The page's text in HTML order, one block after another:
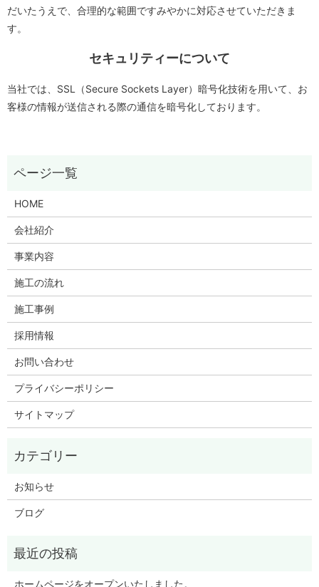
だいたうえで、合理的な範囲ですみやかに対応させていただきま
す。
セキュリティーについて
当社では、SSL（Secure Sockets Layer）暗号化技術を用いて、お
客様の情報が送信される際の通信を暗号化しております。
HOME
会社紹介
事業内容
施工の流れ
施工事例
採用情報
お問い合わせ
プライバシーポリシー
サイトマップ
お知らせ
ブログ
ホームページをオープンいたしました。